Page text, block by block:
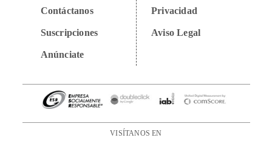
Contáctanos
Suscripciones
Anúnciate
Privacidad
Aviso Legal
VISÍTANOS EN